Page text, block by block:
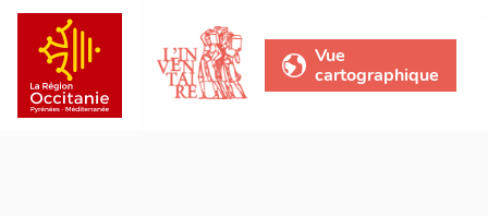
Vue
cartographique